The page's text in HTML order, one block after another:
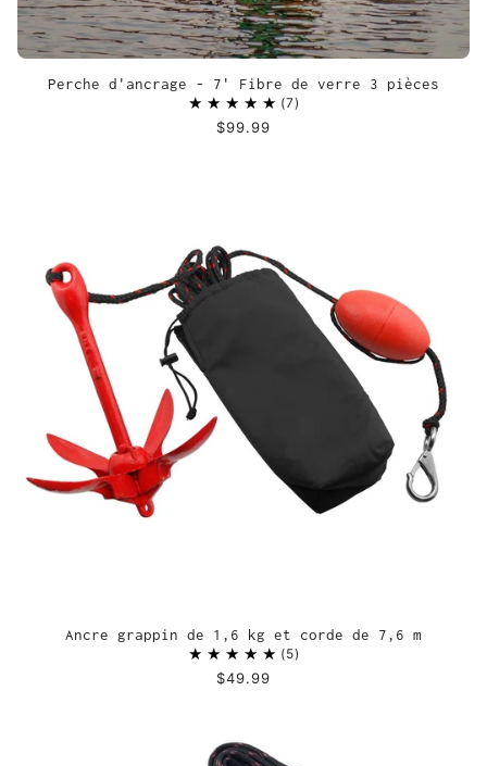
Perche d'ancrage - 7' Fibre de verre 3 pièces
7
$99.99
Ancre grappin de 1,6 kg et corde de 7,6 m
5
$49.99